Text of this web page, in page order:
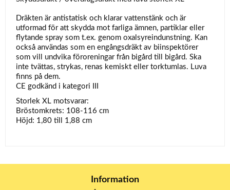
Dräkten är antistatisk och klarar vattenstänk och är
utformad för att skydda mot farliga ämnen, partiklar eller
flytande spray som t.ex. genom oxalsyreindunstning. Kan
också användas som en engångsdräkt av biinspektörer
som vill undvika föroreningar från bigård till bigård. Ska
inte tvättas, strykas, renas kemiskt eller torktumlas. Luva
finns på dem.
CE godkänd i kategori III
Storlek XL motsvarar:
Bröstomkrets: 108-116 cm
Höjd: 1,80 till 1,88 cm
Information